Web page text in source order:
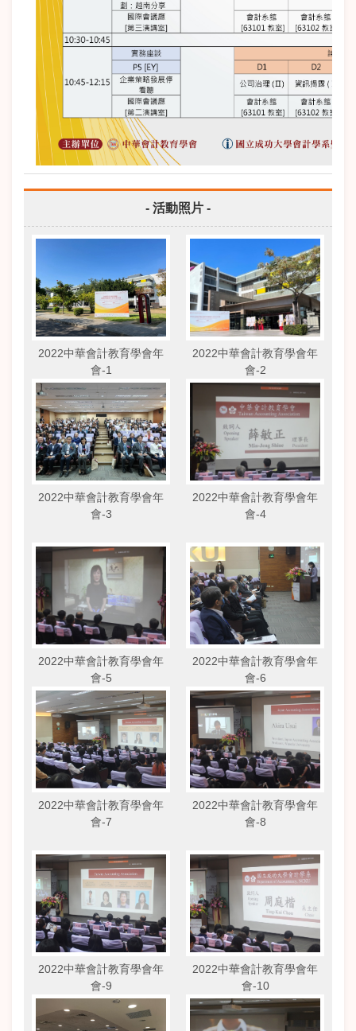
- 活動照片 -
2022中華會計教育學會年
會-1
2022中華會計教育學會年
會-2
2022中華會計教育學會年
會-3
2022中華會計教育學會年
會-4
2022中華會計教育學會年
會-5
2022中華會計教育學會年
會-6
2022中華會計教育學會年
會-7
2022中華會計教育學會年
會-8
2022中華會計教育學會年
會-9
2022中華會計教育學會年
會-10